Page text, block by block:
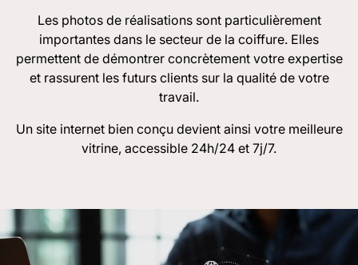
Les photos de réalisations sont particulièrement
importantes dans le secteur de la coiffure. Elles
permettent de démontrer concrètement votre expertise
et rassurent les futurs clients sur la qualité de votre
travail.
Un site internet bien conçu devient ainsi votre meilleure
vitrine, accessible 24h/24 et 7j/7.